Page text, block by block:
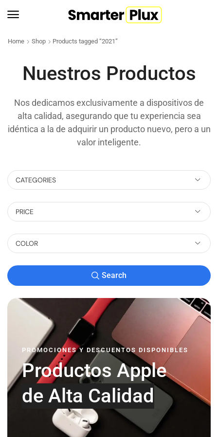
Home Shop Products tagged “2021”
Nuestros Productos
Nos dedicamos exclusivamente a dispositivos de
alta calidad, asegurando que tu experiencia sea
idéntica a la de adquirir un producto nuevo, pero a un
valor inteligente.
CATEGORIES
PRICE
COLOR
Search
PROMOCIONES Y DESCUENTOS DISPONIBLES
Productos Apple